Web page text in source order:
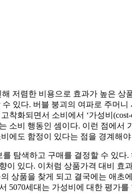
저렴한 비용으로 효과가 높은
있다. 버블 붕괴의 여파로 주머
화되면서 소비에서 ‘가성비
소비 행동인 셈이다. 이런 점에
에도 함정이 있다는 점을 경계해
탐색하고 구매를 결정할 수 있
있다. 이처럼 상품가격 대비 효
상품을 찾게 되고 결국에는 애초
세대는 가성비에 대한 평가